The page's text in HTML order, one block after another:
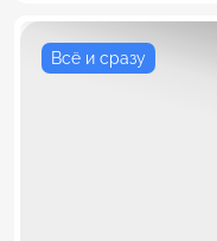
Всё и сразу